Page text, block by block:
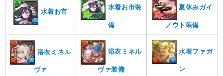
水着お市
水着お市装
備
夏休みガイ
ノウト装備
浴衣ミネル
ヴァ
浴衣ミネル
ヴァ装備
水着ファガ
ン